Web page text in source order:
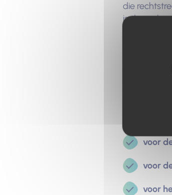
die
is de
kunt ook
Hoe
snelweg
voor
voor
voor